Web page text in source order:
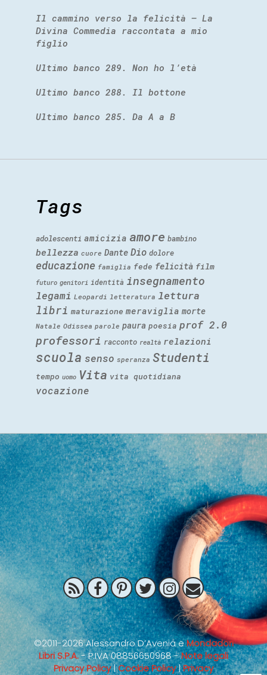
Il cammino verso la felicità – La
Divina Commedia raccontata a mio
figlio
Ultimo banco 289. Non ho l’età
Ultimo banco 288. Il bottone
Ultimo banco 285. Da A a B
Tags
adolescenti amicizia amore bambino
bellezza cuore Dante Dio dolore
educazione famiglia fede felicità film
futuro genitori identità insegnamento
legami Leopardi letteratura lettura
libri maturazione meraviglia morte
Natale Odissea parole paura poesia prof 2.0
professori racconto realtà relazioni
scuola senso speranza Studenti
tempo uomo Vita vita quotidiana
vocazione
©2011-2026 Alessandro D’Avenia eMondadori
Libri S.P.A.- P.IVA 08856650968 -Note legali
Privacy Policy|Cookie Policy|Privacy